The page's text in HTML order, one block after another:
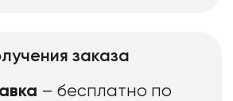
заказа
– бесплатно по